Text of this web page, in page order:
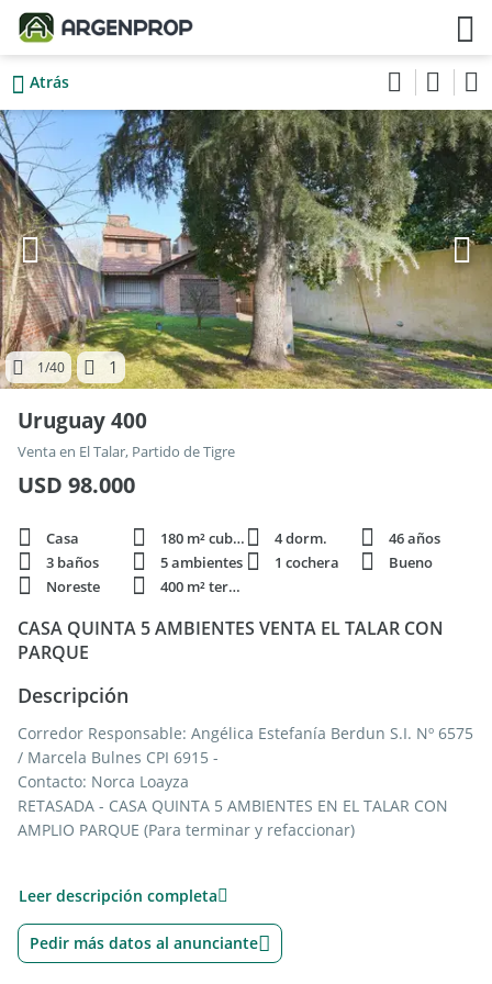
Atrás
1/40 1
Uruguay 400
Venta en El Talar, Partido de Tigre
USD 98.000
Casa 180 m² cubie. 4 dorm.
46 años
3 baños
5 ambientes 1 cochera
Bueno
Noreste
400 m² terren.
CASA QUINTA 5 AMBIENTES VENTA EL TALAR CON
PARQUE
Descripción
Corredor Responsable: Angélica Estefanía Berdun S.I. Nº 6575
/ Marcela Bulnes CPI 6915 -
Contacto: Norca Loayza
RETASADA - CASA QUINTA 5 AMBIENTES EN EL TALAR CON
AMPLIO PARQUE (Para terminar y refaccionar)
tipo quinta ubicada en la localidad de EL TALAR, partido de
Tigre. Situada a tan solo 6 cuadras de la Ruta 197 (Hipólito
Yrigoyen) y 5 cuadras de la Autopista Panamericana, ofrece
Leer descripción completa
Pedir más datos al anunciante